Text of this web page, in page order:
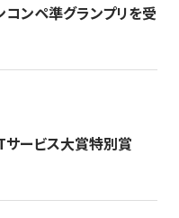
ンペ準グランプリを受
ービス大賞特別賞